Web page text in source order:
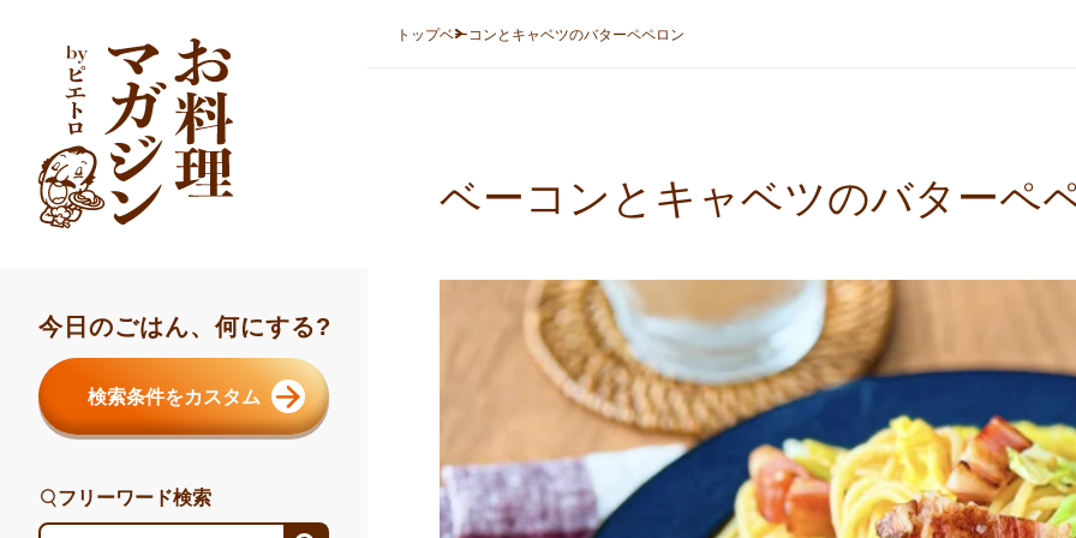
今日のごはん、何にする?
検索条件をカスタム
フリーワード検索
トップベーコンとキャベツのバターペペロン
ベーコンとキャベツのバターペ